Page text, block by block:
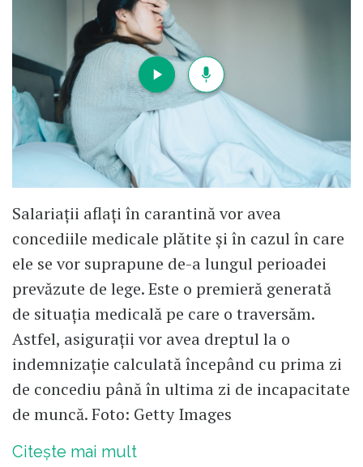
Salariații aflați în carantină vor avea
concediile medicale plătite și în cazul în care
ele se vor suprapune de-a lungul perioadei
prevăzute de lege. Este o premieră generată
de situația medicală pe care o traversăm.
Astfel, asigurații vor avea dreptul la o
indemnizație calculată începând cu prima zi
de concediu până în ultima zi de incapacitate
de muncă. Foto: Getty Images
Citește mai mult